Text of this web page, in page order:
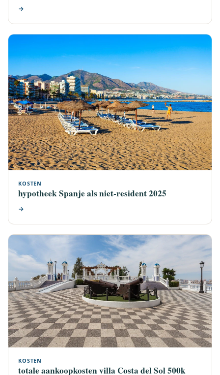
→
KOSTEN
hypotheek Spanje als niet-resident 2025
→
KOSTEN
totale aankoopkosten villa Costa del Sol 500k